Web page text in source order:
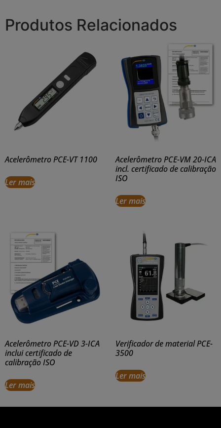
Produtos Relacionados
Acelerômetro PCE-VT 1100
Ler mais
Acelerômetro PCE-VM 20-ICA
incl. certificado de calibração
ISO
Ler mais
Acelerômetro PCE-VD 3-ICA
inclui certificado de
calibração ISO
Ler mais
Verificador de material PCE-
3500
Ler mais